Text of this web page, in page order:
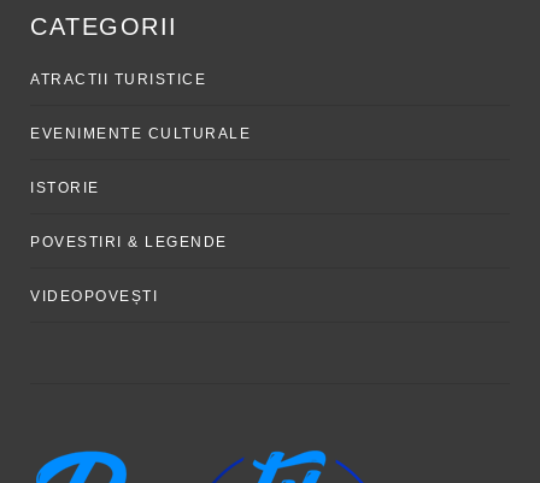
CATEGORII
ATRACTII TURISTICE
EVENIMENTE CULTURALE
ISTORIE
POVESTIRI & LEGENDE
VIDEOPOVEȘTI